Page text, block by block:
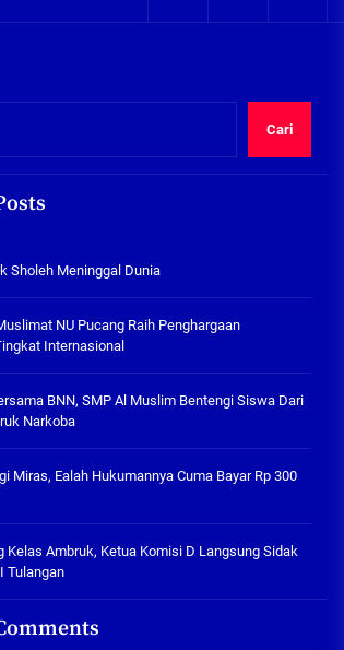
SDN Gilang II Tulangan
Mantap, MI Muslimat NU
Pucang Raih Penghargaan
Pendidikan Tingkat
Internasional
06/08/2026
Gelar FGD Bersama BNN, SMP Al
Muslim Bentengi Siswa Dari
05/08/2026
Hukumannya Cuma Bayar Rp
300 Ribu
Plafon Ruang Kelas Ambruk,
Ketua Komisi D Langsung Sidak
Cari
Sholeh Meninggal Dunia
NU Pucang Raih Penghargaan
Internasional
BNN, SMP Al Muslim Bentengi Siswa Dari
Narkoba
Miras, Ealah Hukumannya Cuma Bayar Rp 300
Kelas Ambruk, Ketua Komisi D Langsung Sidak
Tulangan